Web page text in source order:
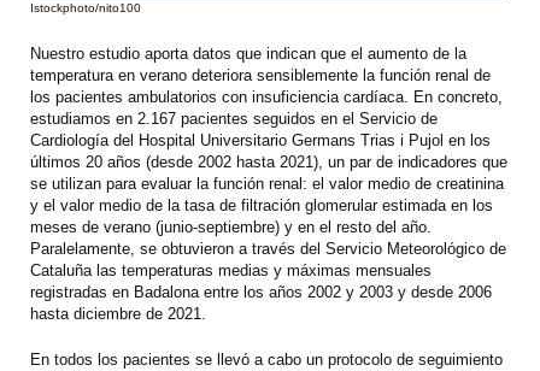
Istockphoto/nito100
Nuestro estudio aporta datos que indican que el aumento de la
temperatura en verano deteriora sensiblemente la función renal de
los pacientes ambulatorios con insuficiencia cardíaca. En concreto,
estudiamos en 2.167 pacientes seguidos en el Servicio de
Cardiología del Hospital Universitario Germans Trias i Pujol en los
últimos 20 años (desde 2002 hasta 2021), un par de indicadores que
se utilizan para evaluar la función renal: el valor medio de creatinina
y el valor medio de la tasa de filtración glomerular estimada en los
meses de verano (junio-septiembre) y en el resto del año.
Paralelamente, se obtuvieron a través del Servicio Meteorológico de
Cataluña las temperaturas medias y máximas mensuales
registradas en Badalona entre los años 2002 y 2003 y desde 2006
hasta diciembre de 2021.
En todos los pacientes se llevó a cabo un protocolo de seguimiento